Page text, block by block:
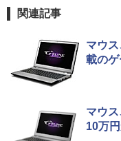
関連記事
マウ
載の
マウ
10万